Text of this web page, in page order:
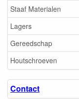
Staaf Materialen
Lagers
Gereedschap
Houtschroeven
Contact